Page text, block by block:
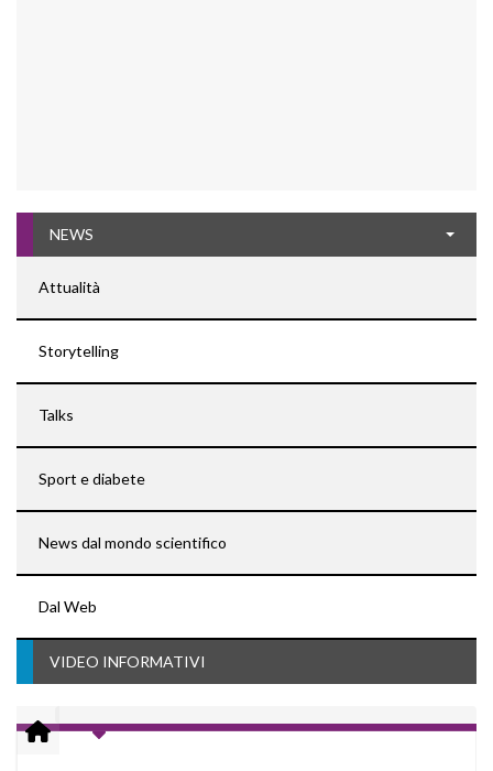
NEWS
Attualità
Storytelling
Talks
Sport e diabete
News dal mondo scientifico
Dal Web
VIDEO INFORMATIVI